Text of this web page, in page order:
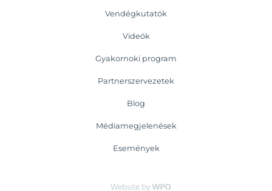
Vendégkutatók
Videók
Gyakornoki program
Partnerszervezetek
Blog
Médiamegjelenések
Események